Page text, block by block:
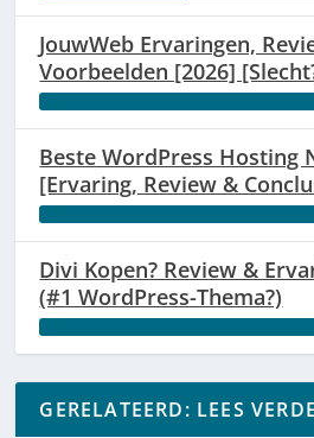
JouwWeb Ervaringen,
Voorbeelden [2026]
Beste WordPress Hosting
[Ervaring, Review &
Divi Kopen? Review &
(#1 WordPress-Thema?)
GERELATEERD: LEES